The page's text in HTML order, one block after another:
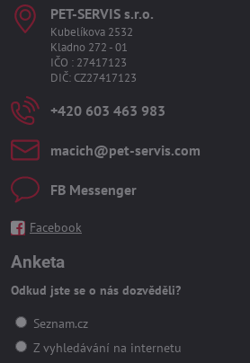
PET-SERVIS s​.r​.o​.
Kubelíkova 2532
Kladno 272 - 01
IČO : 27417123
DIČ: CZ27417123
+420 603 463 983
macich​@pet-servis​.com
FB Messenger
Facebook
Anketa
Odkud jste se o nás dozvěděli?
Seznam.cz
Z vyhledávání na internetu